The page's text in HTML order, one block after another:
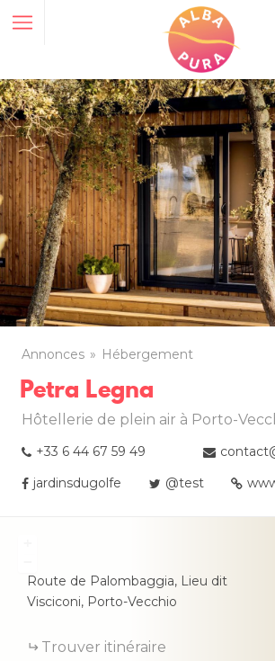
Annonces Hébergement
Petra Legna
Hôtellerie de plein air à Porto-
+33 6 44 67 59 49
jardinsdugolfe
@test
Route de Palombaggia, Lieu dit
Visciconi, Porto-Vecchio
Trouver itinéraire